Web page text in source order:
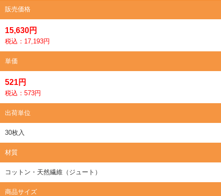
販売価格
15,630円
税込：17,193円
単価
521円
税込：573円
出荷単位
30枚入
材質
コットン・天然繊維（ジュート）
商品サイズ